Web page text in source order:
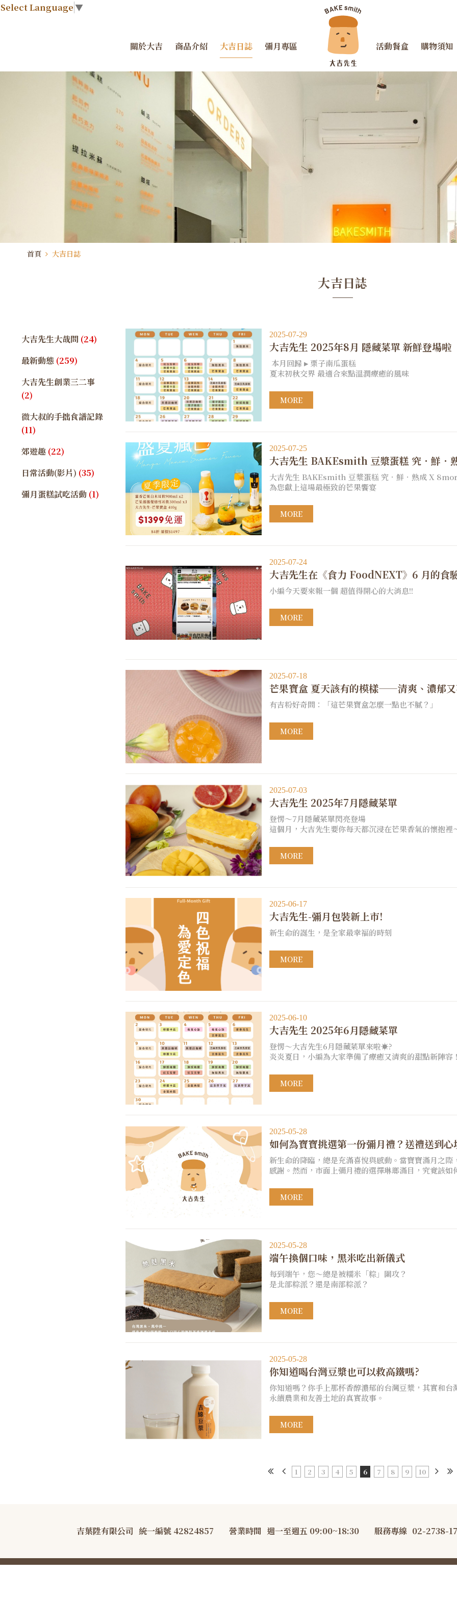
Select Language▼
關於大吉 商品介紹 大吉日誌 彌月專區 活動餐盒 購物須知
首頁 大吉日誌
大吉日誌
大吉先生大哉問 (24)
最新動態 (259)
大吉先生創業三二事
(2)
微大叔的手拙食譜記錄
(11)
郊遊趣 (22)
日常活動(影片) (35)
彌月蛋糕試吃活動 (1)
2025-07-29
大吉先生 2025年8月 隱藏菜單 新鮮登場啦
本月回歸 ▸ 栗子南瓜蛋糕
夏末初秋交界 最適合來點溫潤療癒的風味
MORE
2025-07-25
大吉先生 BAKEsmith 豆漿蛋糕 究．鮮．
大吉先生 BAKEsmith 豆漿蛋糕 究．鮮．熟成 X
為您獻上這場最極致的芒果饗宴
MORE
2025-07-24
大吉先生在《食力 FoodNEXT》6 月的食
小編今天要來報一個 超值得開心的大消息!!
MORE
2025-07-18
芒果寶盒 夏天該有的模樣——清爽、濃郁
有吉粉好奇問：「這芒果寶盒怎麼一點也不膩？」
MORE
2025-07-03
大吉先生 2025年7月隱藏菜單
登愣～7月隱藏菜單閃亮登場
這個月，大吉先生要你每天都沉浸在芒果香氣的懷抱裡
MORE
2025-06-17
大吉先生-彌月包裝新上市!
新生命的誕生，是全家最幸福的時刻
MORE
2025-06-10
大吉先生 2025年6月隱藏菜單
登愣～大吉先生6月隱藏菜單來啦☀️?
炎炎夏日，小編為大家準備了療癒又清爽的甜點新陣容
MORE
2025-05-28
如何為寶寶挑選第一份彌月禮？送禮送到心
新生命的降臨，總是充滿喜悅與感動。當寶寶滿月之
感謝。然而，市面上彌月禮的選擇琳瑯滿目，究竟該
MORE
2025-05-28
端午換個口味，黑米吃出新儀式
每到端午，您～總是被糯米「粽」圍攻？
是北部粽派？還是南部粽派？
MORE
2025-05-28
你知道喝台灣豆漿也可以救高鐵嗎?
你知道嗎？你手上那杯香醇濃郁的台灣豆漿，其實和
永續農業和友善土地的真實故事。
MORE
1 2 3 4 5 6 7 8 9 10
吉葉陞有限公司 統一編號 42824857 營業時間 週一至週五 09:00~18:30 服務專線 02-2738-